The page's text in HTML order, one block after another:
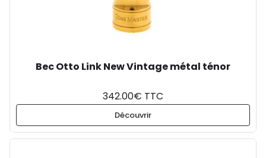
Bec Otto Link New Vintage métal ténor
342.00€ TTC
Découvrir